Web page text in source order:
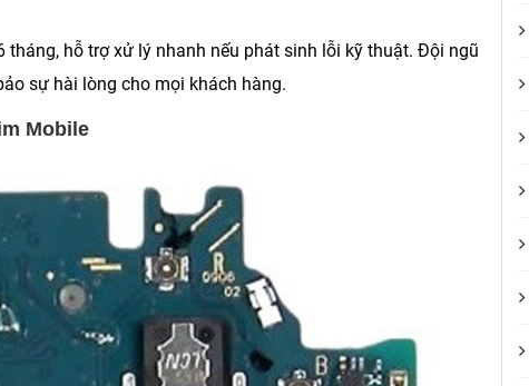
hỗ trợ xử lý nhanh nếu phát sinh lỗi kỹ thuật. Đội ngũ
sự hài lòng cho mọi khách hàng.
Mobile